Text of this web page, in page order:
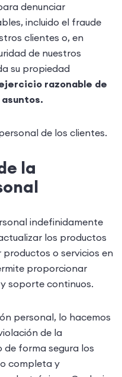
denunciar
incluido el fraude
clientes o, en
de nuestros
su propiedad
razonable de
de los clientes.
la
indefinidamente
los productos
o servicios en
proporcionar
soporte continuos.
personal, lo hacemos
de la
de forma segura los
completa y